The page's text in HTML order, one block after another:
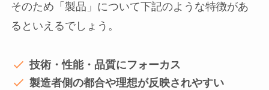
そのため「製品」について下記のような特徴があ
るといえるでしょう。
技術・性能・品質にフォーカス
製造者側の都合や理想が反映されやすい